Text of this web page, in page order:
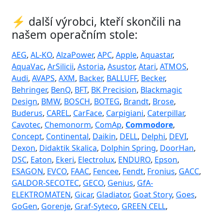
⚡ další výrobci, kteří skončili na
našem operačním stole:
AEG, AL-KO, AlzaPower, APC, Apple, Aquastar,
AquaVac, ArSilicii, Astoria, Asustor, Atari, ATMOS,
Audi, AVAPS, AXM, Backer, BALLUFF, Becker,
Behringer, BenQ, BFT, BK Precision, Blackmagic
Design, BMW, BOSCH, BOTEG, Brandt, Brose,
Buderus, CAREL, CarFace, Carpigiani, Caterpillar,
Cavotec, Chemonorm, ComAp, Commodore,
Concept, Continental, Daikin, DELL, Delphi, DEVI,
Dexon, Didaktik Skalica, Dolphin Spring, DoorHan,
DSC, Eaton, Ekeri, Electrolux, ENDURO, Epson,
ESAGON, EVCO, FAAC, Fencee, Fendt, Fronius, GACC,
GALDOR-SECOTEC, GECO, Genius, GfA-
ELEKTROMATEN, Gicar, Gladiator, Goat Story, Goes,
GoGen, Gorenje, Graf-Syteco, GREEN CELL,